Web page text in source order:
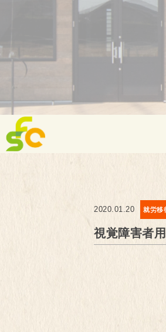
2020.01.20 就労移
視覚障害者